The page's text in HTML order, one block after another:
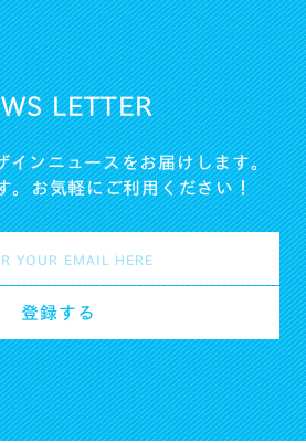
LETTER
インニュースをお届けします。
。お気軽にご利用ください！